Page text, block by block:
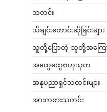
သတင်း
သီချင်းတောင်းဆိုခြင်းများ
သူတို့ပြောတဲ့ သူတို့အကြော
အထွေထွေဗဟုသုတ
အနုပညာရှင်သတင်းများ
အားကစားသတင်း